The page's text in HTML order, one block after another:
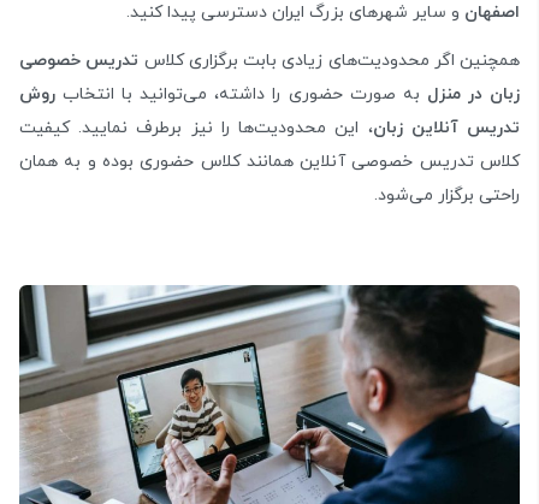
اصفهان و سایر شهرهای بزرگ ایران دسترسی پیدا کنید.
همچنین اگر محدودیت‌های زیادی بابت برگزاری کلاس تدریس خصوصی
زبان در منزل به صورت حضوری را داشته، می‌توانید با انتخاب روش
تدریس آنلاین زبان،‌ این محدودیت‌ها را نیز برطرف نمایید. کیفیت
کلاس تدریس خصوصی آنلاین همانند کلاس حضوری بوده و به همان
راحتی برگزار می‌شود.